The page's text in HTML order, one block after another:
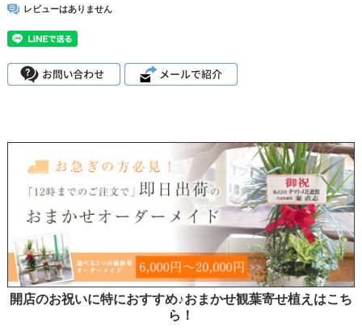
レビューはありません
開店のお祝いに特におすすめ♪おまかせ観葉寄せ植えはこち
ら！